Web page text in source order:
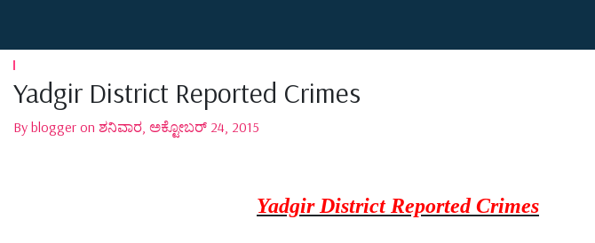
Yadgir District Reported Crimes
By blogger on ಶನಿವಾರ, ಅಕ್ಟೋಬರ್ 24, 2015
Yadgir District Reported Crimes